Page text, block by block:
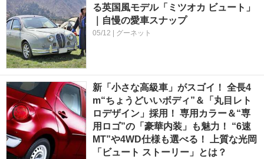
る英国風モデル「ミツオカ ビュート」
｜自慢の愛車スナップ
05/12 | グーネット
新「小さな高級車」がスゴイ！ 全長4
m“ちょうどいいボディ”＆「丸目レト
ロデザイン」採用！ 専用カラー＆“専
用ロゴ”の「豪華内装」も魅力！ “6速
MT”や4WD仕様も選べる！ 上質な光岡
「ビュート ストーリー」とは？